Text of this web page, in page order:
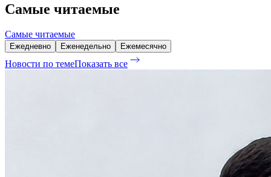
Самые читаемые
Самые читаемые
Ежедневно Еженедельно Ежемесячно
Новости по темеПоказать все